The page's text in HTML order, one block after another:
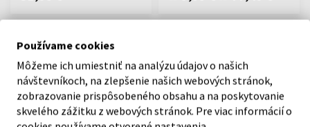
Versace Yellow Diamond Dolce & Gabbana Light Blue
Používame cookies
Môžeme ich umiestniť na analýzu údajov o našich
návštevníkoch, na zlepšenie našich webových stránok,
zobrazovanie prispôsobeného obsahu a na poskytovanie
skvelého zážitku z webových stránok. Pre viac informácií o